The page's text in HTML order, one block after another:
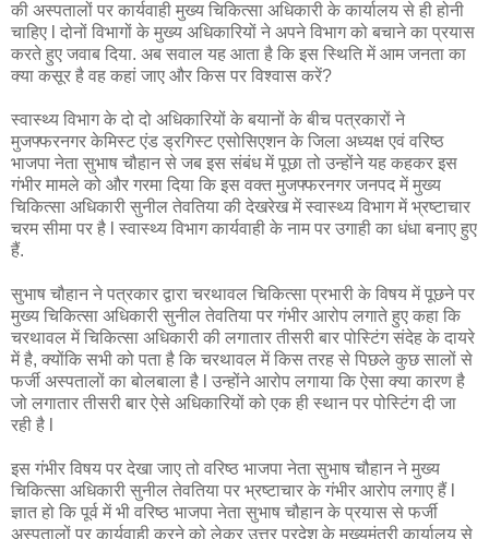
की अस्पतालों पर कार्यवाही मुख्य चिकित्सा अधिकारी के कार्यालय से ही होनी
चाहिए l दोनों विभागों के मुख्य अधिकारियों ने अपने विभाग को बचाने का प्रयास
करते हुए जवाब दिया. अब सवाल यह आता है कि इस स्थिति में आम जनता का
क्या कसूर है वह कहां जाए और किस पर विश्वास करें?
स्वास्थ्य विभाग के दो दो अधिकारियों के बयानों के बीच पत्रकारों ने
मुजफ्फरनगर केमिस्ट एंड ड्रगिस्ट एसोसिएशन के जिला अध्यक्ष एवं वरिष्ठ
भाजपा नेता सुभाष चौहान से जब इस संबंध में पूछा तो उन्होंने यह कहकर इस
गंभीर मामले को और गरमा दिया कि इस वक्त मुजफ्फरनगर जनपद में मुख्य
चिकित्सा अधिकारी सुनील तेवतिया की देखरेख में स्वास्थ्य विभाग में भ्रष्टाचार
चरम सीमा पर है l स्वास्थ्य विभाग कार्यवाही के नाम पर उगाही का धंधा बनाए हुए
हैं.
सुभाष चौहान ने पत्रकार द्वारा चरथावल चिकित्सा प्रभारी के विषय में पूछने पर
मुख्य चिकित्सा अधिकारी सुनील तेवतिया पर गंभीर आरोप लगाते हुए कहा कि
चरथावल में चिकित्सा अधिकारी की लगातार तीसरी बार पोस्टिंग संदेह के दायरे
में है, क्योंकि सभी को पता है कि चरथावल में किस तरह से पिछले कुछ सालों से
फर्जी अस्पतालों का बोलबाला है l उन्होंने आरोप लगाया कि ऐसा क्या कारण है
जो लगातार तीसरी बार ऐसे अधिकारियों को एक ही स्थान पर पोस्टिंग दी जा
रही है l
इस गंभीर विषय पर देखा जाए तो वरिष्ठ भाजपा नेता सुभाष चौहान ने मुख्य
चिकित्सा अधिकारी सुनील तेवतिया पर भ्रष्टाचार के गंभीर आरोप लगाए हैं l
ज्ञात हो कि पूर्व में भी वरिष्ठ भाजपा नेता सुभाष चौहान के प्रयास से फर्जी
अस्पतालों पर कार्यवाही करने को लेकर उत्तर प्रदेश के मुख्यमंत्री कार्यालय से